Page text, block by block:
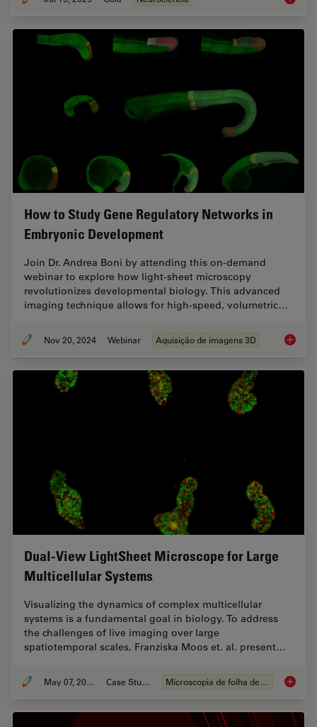
How to Study Gene Regulatory Networks in
Embryonic Development
Join Dr. Andrea Boni by attending this on-demand
webinar to explore how light-sheet microscopy
revolutionizes developmental biology. This advanced
imaging technique allows for high-speed, volumetric…
Nov 20, 2024 Webinar Aquisição de imagens 3D How to
Dual-View LightSheet Microscope for Large
Multicellular Systems
Visualizing the dynamics of complex multicellular
systems is a fundamental goal in biology. To address
the challenges of live imaging over large
spatiotemporal scales, Franziska Moos et. al. present…
May 07, 2024 Case Study Microscopia de folha de luz Dual-